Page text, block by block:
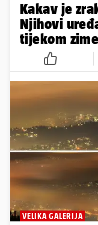
Kakav je
Njihovi
tijekom
VELIKA GALERIJA